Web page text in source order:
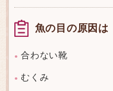
魚の目の原因は
● 合わない靴
● むくみ